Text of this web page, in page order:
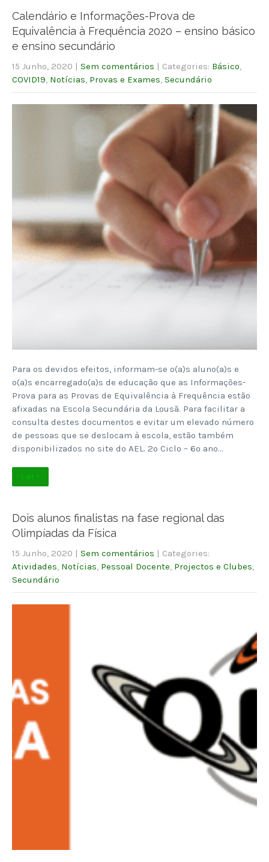
Calendário e Informações-Prova de
Equivalência à Frequência 2020 – ensino básico
e ensino secundário
15 Junho, 2020 | Sem comentários | Categories: Básico
COVID19 Notícias Provas e Exames Secundário
Para os devidos efeitos, informam-se o(a)s aluno(a)s e
o(a)s encarregado(a)s de educação que as Informações-
Prova para as Provas de Equivalência à Frequência estão
afixadas na Escola Secundária da Lousã. Para facilitar a
consulta destes documentos e evitar um elevado número
de pessoas que se deslocam à escola, estão também
disponibilizados no site do AEL. 2º Ciclo – 6º ano…
Ler +
Dois alunos finalistas na fase regional das
Olimpíadas da Física
15 Junho, 2020 | Sem comentários | Categories:
Atividades Notícias Pessoal Docente Projectos e Clubes
Secundário